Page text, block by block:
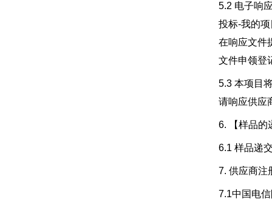
5.2 电子响
投标-我的
在响应文件
文件申领登
5.3 本项目
请响应供应
6. 【样品的
6.1 样品递
7. 供应商注
7.1中国电